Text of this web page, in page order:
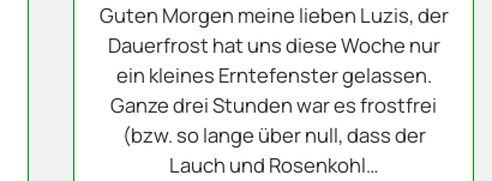
Guten Morgen meine lieben Luzis, der
Dauerfrost hat uns diese Woche nur
ein kleines Erntefenster gelassen.
Ganze drei Stunden war es frostfrei
(bzw. so lange über null, dass der
Lauch und Rosenkohl…